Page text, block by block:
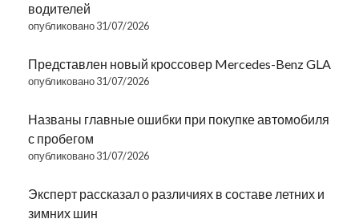
водителей
опубликовано 31/07/2026
Представлен новый кроссовер Mercedes-Benz GLA
опубликовано 31/07/2026
Названы главные ошибки при покупке автомобиля
с пробегом
опубликовано 31/07/2026
Эксперт рассказал о различиях в составе летних и
зимних шин